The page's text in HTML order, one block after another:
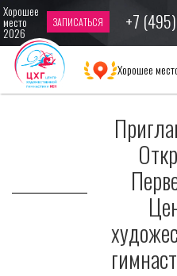
Хорошее
место
2026
ЗАПИСАТЬСЯ +7
Хорошее
Главная Новости
Приглашаем на
художественной гимнастики №1!